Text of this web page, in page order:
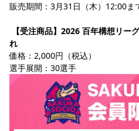
販売期間：3月31日（木）12:00ま
【受注商品】2026 百年構想リー
れ
価格：2,000円（税込）
選手展開：30選手